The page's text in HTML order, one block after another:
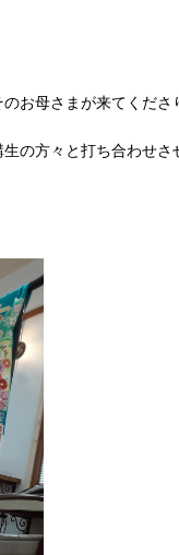
お母さまが来てくだ
の方々と打ち合わせさ